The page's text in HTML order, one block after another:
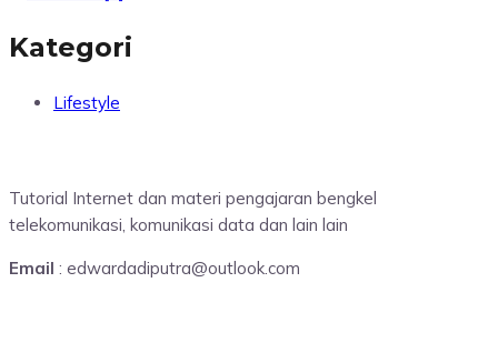
Kategori
Lifestyle
Tutorial Internet dan materi pengajaran bengkel
telekomunikasi, komunikasi data dan lain lain
Email : edwardadiputra@outlook.com